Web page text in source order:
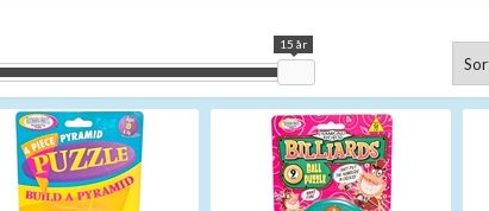
kan man även vara kreativ med vinsten. Kanske är det en
timmar under regniga dagar, semesterdagar i
hitta något som kittlar intresset.
15 år